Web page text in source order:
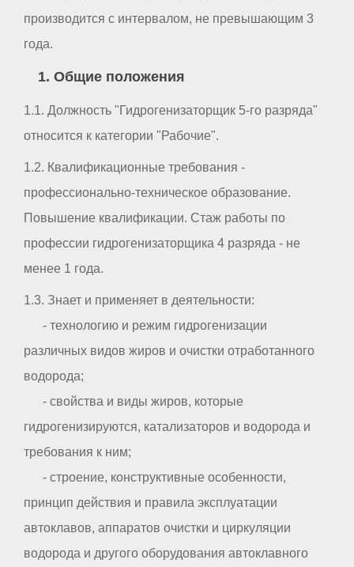
производится с интервалом, не превышающим 3
года.
1. Общие положения
1.1. Должность "Гидрогенизаторщик 5-го разряда"
относится к категории "Рабочие".
1.2. Квалификационные требования -
профессионально-техническое образование.
Повышение квалификации. Стаж работы по
профессии гидрогенизаторщика 4 разряда - не
менее 1 года.
1.3. Знает и применяет в деятельности:
- технологию и режим гидрогенизации
различных видов жиров и очистки отработанного
водорода;
- свойства и виды жиров, которые
гидрогенизируются, катализаторов и водорода и
требования к ним;
- строение, конструктивные особенности,
принцип действия и правила эксплуатации
автоклавов, аппаратов очистки и циркуляции
водорода и другого оборудования автоклавного